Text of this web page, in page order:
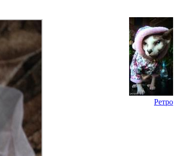
Ретро